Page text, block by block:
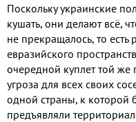
Поскольку украинские
кушать, они делают всё,
не прекращалось, то
евразийского
очередной куплет той же
угроза для всех своих
одной страны, к которой
предъявляли